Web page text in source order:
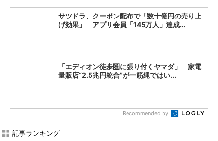
サツドラ、クーポン配布で「数十億円の売り上
げ効果」 アプリ会員「145万人」達成...
「エディオン徒歩圏に張り付くヤマダ」 家電
量販店“2.5兆円統合”が一筋縄ではい...
Recommended by
記事ランキング